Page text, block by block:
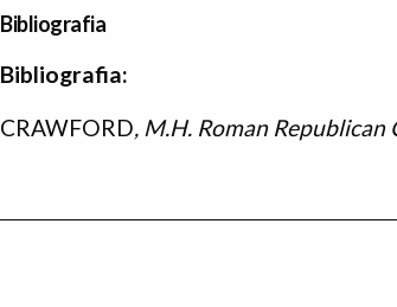
Bibliografia
Bibliografia
Bibliografia:
CRAWFORD, M.H. Roman Republican